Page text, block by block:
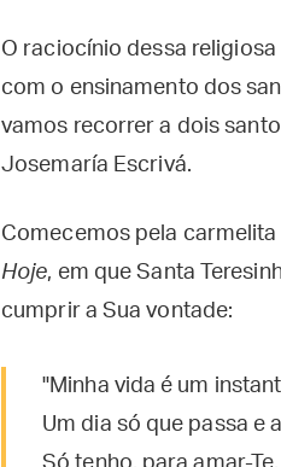
O raciocínio dessa
com o ensinamento dos
vamos recorrer a dois
Josemaría Escrivá.
Comecemos pela carmelita
Hoje, em que Santa
cumprir a Sua vontade:
"Minha vida é um
Um dia só que passa e